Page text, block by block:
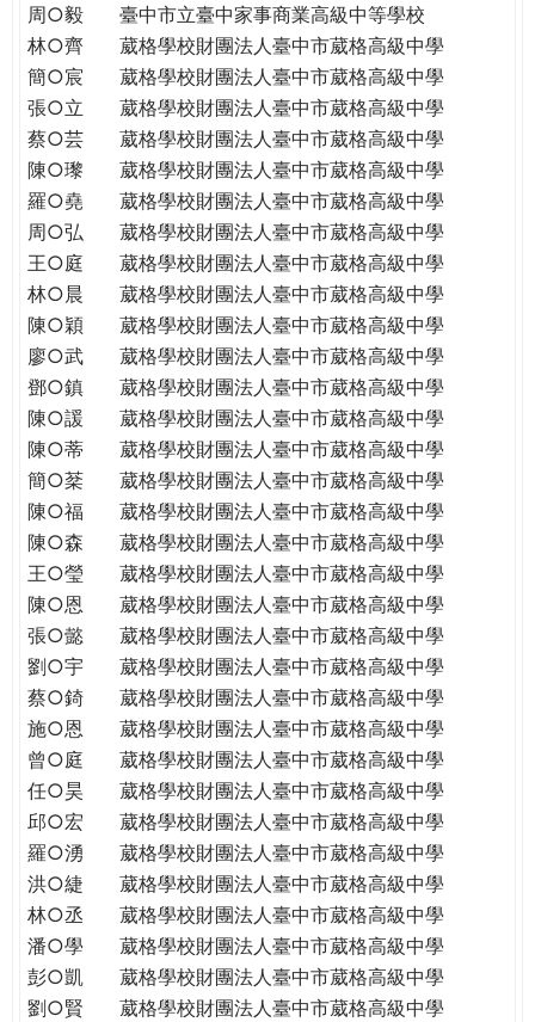
周○毅
臺中市立臺中家事商業高級中等學校
林○齊
葳格學校財團法人臺中市葳格高級中學
簡○宸
葳格學校財團法人臺中市葳格高級中學
張○立
葳格學校財團法人臺中市葳格高級中學
蔡○芸
葳格學校財團法人臺中市葳格高級中學
陳○瓈
葳格學校財團法人臺中市葳格高級中學
羅○堯
葳格學校財團法人臺中市葳格高級中學
周○弘
葳格學校財團法人臺中市葳格高級中學
王○庭
葳格學校財團法人臺中市葳格高級中學
林○晨
葳格學校財團法人臺中市葳格高級中學
陳○穎
葳格學校財團法人臺中市葳格高級中學
廖○武
葳格學校財團法人臺中市葳格高級中學
鄧○鎮
葳格學校財團法人臺中市葳格高級中學
陳○諼
葳格學校財團法人臺中市葳格高級中學
陳○蒂
葳格學校財團法人臺中市葳格高級中學
簡○棻
葳格學校財團法人臺中市葳格高級中學
陳○福
葳格學校財團法人臺中市葳格高級中學
陳○森
葳格學校財團法人臺中市葳格高級中學
王○瑩
葳格學校財團法人臺中市葳格高級中學
陳○恩
葳格學校財團法人臺中市葳格高級中學
張○懿
葳格學校財團法人臺中市葳格高級中學
劉○宇
葳格學校財團法人臺中市葳格高級中學
蔡○錡
葳格學校財團法人臺中市葳格高級中學
施○恩
葳格學校財團法人臺中市葳格高級中學
曾○庭
葳格學校財團法人臺中市葳格高級中學
任○昊
葳格學校財團法人臺中市葳格高級中學
邱○宏
葳格學校財團法人臺中市葳格高級中學
羅○湧
葳格學校財團法人臺中市葳格高級中學
洪○緁
葳格學校財團法人臺中市葳格高級中學
林○丞
葳格學校財團法人臺中市葳格高級中學
潘○學
葳格學校財團法人臺中市葳格高級中學
彭○凱
葳格學校財團法人臺中市葳格高級中學
劉○賢
葳格學校財團法人臺中市葳格高級中學